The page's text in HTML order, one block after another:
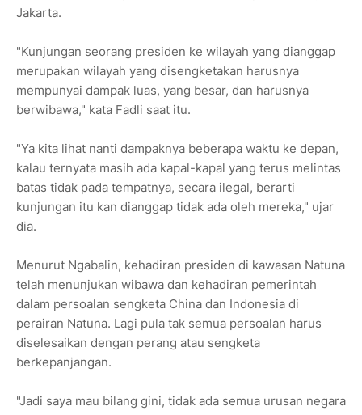
Jakarta.
"Kunjungan seorang presiden ke wilayah yang dianggap
merupakan wilayah yang disengketakan harusnya
mempunyai dampak luas, yang besar, dan harusnya
berwibawa," kata Fadli saat itu.
"Ya kita lihat nanti dampaknya beberapa waktu ke depan,
kalau ternyata masih ada kapal-kapal yang terus melintas
batas tidak pada tempatnya, secara ilegal, berarti
kunjungan itu kan dianggap tidak ada oleh mereka," ujar
dia.
Menurut Ngabalin, kehadiran presiden di kawasan Natuna
telah menunjukan wibawa dan kehadiran pemerintah
dalam persoalan sengketa China dan Indonesia di
perairan Natuna. Lagi pula tak semua persoalan harus
diselesaikan dengan perang atau sengketa
berkepanjangan.
"Jadi saya mau bilang gini, tidak ada semua urusan negara